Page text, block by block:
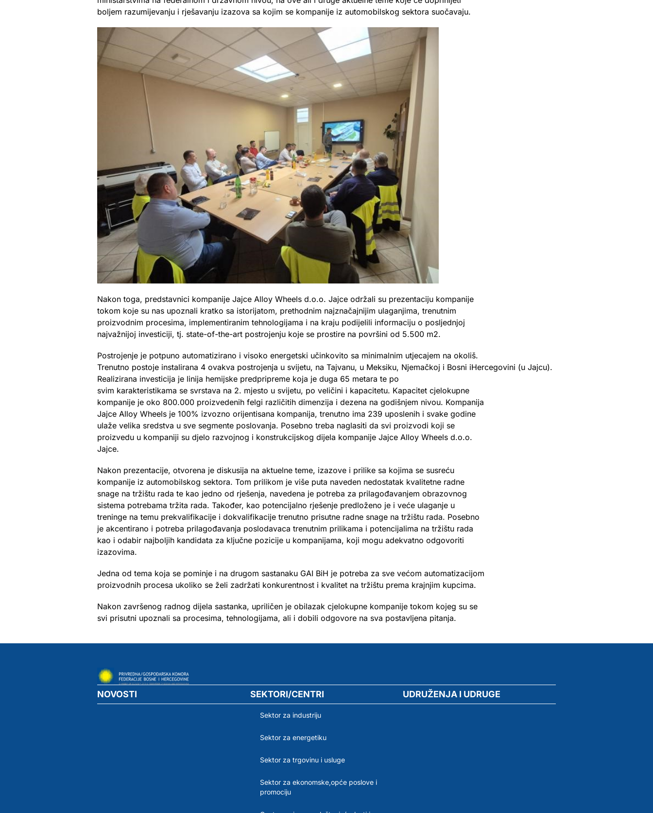
boljem razumijevanju i rješavanju izazova sa kojim se kompanije iz automobilskog sektora suočavaju.
Nakon toga, predstavnici kompanije Jajce Alloy Wheels d.o.o. Jajce održali su prezentaciju kompanije
tokom koje su nas upoznali kratko sa istorijatom, prethodnim najznačajnijim ulaganjima, trenutnim
proizvodnim procesima, implementiranim tehnologijama i na kraju podijelili informaciju o posljednjoj
najvažnijoj investiciji, tj. state-of-the-art postrojenju koje se prostire na površini od 5.500 m2.
Postrojenje je potpuno automatizirano i visoko energetski učinkovito sa minimalnim utjecajem na okoliš.
Trenutno postoje instalirana 4 ovakva postrojenja u svijetu, na Tajvanu, u Meksiku, Njemačkoj i Bosni iHercegovini (u Jajcu).
Realizirana investicija je linija hemijske predpripreme koja je duga 65 metara te po
svim karakteristikama se svrstava na 2. mjesto u svijetu, po veličini i kapacitetu. Kapacitet cjelokupne
kompanije je oko 800.000 proizvedenih felgi različitih dimenzija i dezena na godišnjem nivou. Kompanija
Jajce Alloy Wheels je 100% izvozno orijentisana kompanija, trenutno ima 239 uposlenih i svake godine
ulaže velika sredstva u sve segmente poslovanja. Posebno treba naglasiti da svi proizvodi koji se
proizvedu u kompaniji su djelo razvojnog i konstrukcijskog dijela kompanije Jajce Alloy Wheels d.o.o.
Jajce.
Nakon prezentacije, otvorena je diskusija na aktuelne teme, izazove i prilike sa kojima se susreću
kompanije iz automobilskog sektora. Tom prilikom je više puta naveden nedostatak kvalitetne radne
snage na tržištu rada te kao jedno od rješenja, navedena je potreba za prilagođavanjem obrazovnog
sistema potrebama tržita rada. Također, kao potencijalno rješenje predloženo je i veće ulaganje u
treninge na temu prekvalifikacije i dokvalifikacije trenutno prisutne radne snage na tržištu rada. Posebno
je akcentirano i potreba prilagođavanja poslodavaca trenutnim prilikama i potencijalima na tržištu rada
kao i odabir najboljih kandidata za ključne pozicije u kompanijama, koji mogu adekvatno odgovoriti
izazovima.
Jedna od tema koja se pominje i na drugom sastanaku GAI BiH je potreba za sve većom automatizacijom
proizvodnih procesa ukoliko se želi zadržati konkurentnost i kvalitet na tržištu prema krajnjim kupcima.
Nakon završenog radnog dijela sastanka, upriličen je obilazak cjelokupne kompanije tokom kojeg su se
svi prisutni upoznali sa procesima, tehnologijama, ali i dobili odgovore na sva postavljena pitanja.
NOVOSTI SEKTORI/CENTRI
Sektor za industriju
Sektor za energetiku
Sektor za trgovinu i usluge
Sektor za ekonomske,opće poslove i
promociju
UDRUŽENJA I UDRUGE